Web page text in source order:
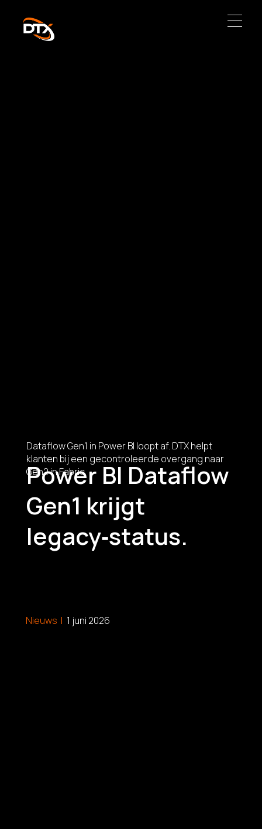
Nieuws | 1 juni 2026
Power BI Dataflow
Gen1 krijgt
legacy‑status.
Dataflow Gen1 in Power BI loopt af. DTX helpt
klanten bij een gecontroleerde overgang naar
Gen2 in Fabric.